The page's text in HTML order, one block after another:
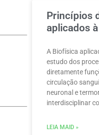
Princípios
aplicados
A Biofísica
estudo dos
diretamente
circulação
neuronal e
interdisciplinar
LEIA MAID »